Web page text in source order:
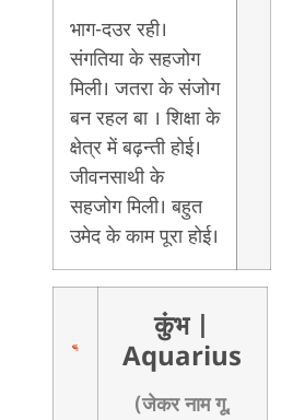
भाग-दउर रही।
संगतिया के सहजोग
मिली। जतरा के संजोग
बन रहल बा । शिक्षा के
क्षेत्र में बढ़न्ती होई।
जीवनसाथी के
सहजोग मिली। बहुत
उमेद के काम पूरा होई।
कुंभ
Aquarius
(जेकर नाम गू,